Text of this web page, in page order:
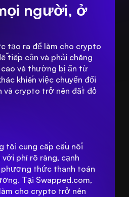
người, ở
tạo ra để làm cho crypto
tiếp cận và phải chăng
và thường bị ẩn từ
khiến việc chuyển đổi
và crypto trở nên đắt đỏ
tôi cung cấp cầu nối
phí rõ ràng, cạnh
thức thanh toán
Tại Swapped.com,
cho crypto trở nên